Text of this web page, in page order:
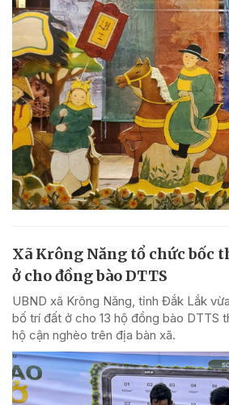
Xã Krông Năng tổ chức bốc
ở cho đồng bào DTTS
UBND xã Krông Năng, tỉnh Đắk Lắk
bố trí đất ở cho 13 hộ đồng bào DTTS
hộ cận nghèo trên địa bàn xã.